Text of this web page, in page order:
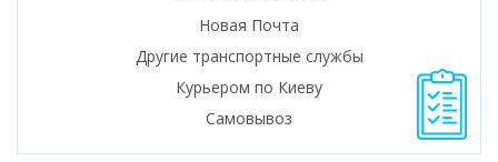
Новая Почта
Другие транспортные службы
Курьером по Киеву
Самовывоз